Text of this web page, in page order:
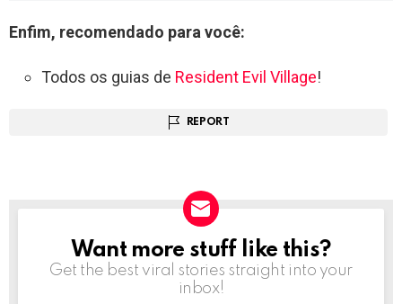
Enfim, recomendado para você:
Todos os guias de Resident Evil Village!
REPORT
NEWSLETTER
Want more stuff like this?
Get the best viral stories straight into your
inbox!